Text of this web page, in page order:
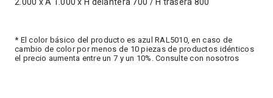
* El color básico del producto es azul RAL5010, en caso de
cambio de color por menos de 10 piezas de productos idénticos
el precio aumenta entre un 7 y un 10%. Consulte con nosotros